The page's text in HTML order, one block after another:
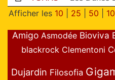
Afficher les 10 25 50
Amigo Asmodée Bioviva
blackrock Clementoni
Dujardin Filosofia